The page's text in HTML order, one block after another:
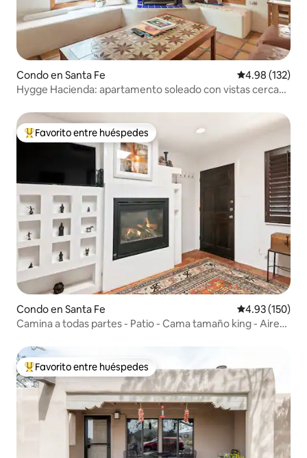
Condo en Santa Fe Calificación
4.98 (132)
Hygge Hacienda: apartamento soleado con vistas cerca
Favorito entre huéspedes preferido
Favorito entre huéspedes
Condo en Santa Fe Calificación
4.93 (150)
Camina a todas partes - Patio - Cama tamaño king - Aire
Favorito entre huéspedes preferido
Favorito entre huéspedes